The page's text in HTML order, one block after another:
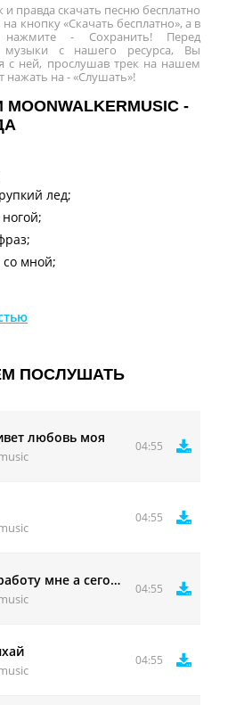
правда скачать песню бесплатно
кнопку «Скачать бесплатно», а в
- Сохранить! Перед
музыки с нашего ресурса, Вы
с ней, прослушав трек на нашем
нажать на - «Слушать»!
-
лед;
мной;
ПОСЛУШАТЬ
любовь моя
04:55
04:55
Завтра на работу мне а сегодня тишина
04:55
04:55